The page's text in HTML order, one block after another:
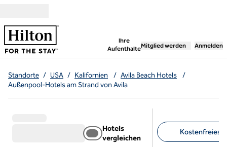
Ihre
Aufenthalte
,öffnet neue
Mitglied werden Anmelden
Standorte / USA / Kalifornien / Avila Beach Hotels
/
Außenpool-Hotels am Strand von Avila
Hotels
vergleichen
Kostenfreies